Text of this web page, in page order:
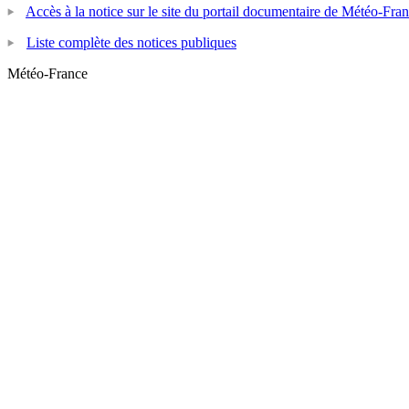
Accès à la notice sur le site du portail documentaire de Météo-
Liste complète des notices publiques
Météo-France